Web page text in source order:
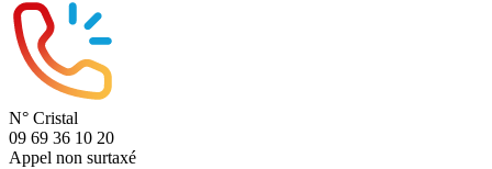
N° Cristal
09 69 36 10 20
Appel non surtaxé